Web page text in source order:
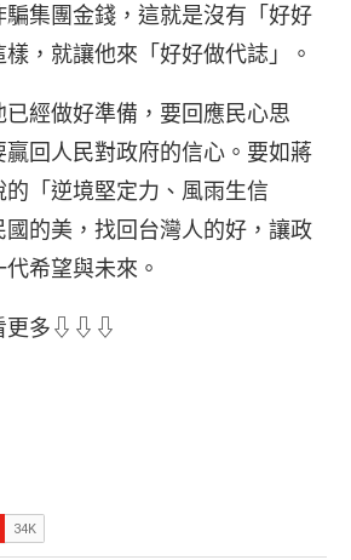
集團金錢，這就是沒有「好好
，就讓他來「好好做代誌」。
經做好準備，要回應民心思
回人民對政府的信心。要如蔣
「逆境堅定力、風雨生信
的美，找回台灣人的好，讓政
希望與未來。
更多⇩⇩⇩